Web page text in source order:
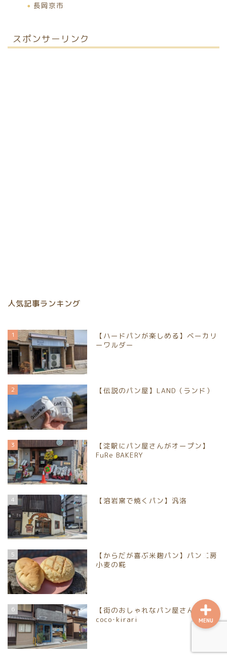
長岡京市
スポンサーリンク
人気記事ランキング
1
【ハードパンが楽しめる】ベーカリ
ーワルダー
2 【伝説のパン屋】LAND（ランド）
3
【淀駅にパン屋さんがオープン】
FuRe BAKERY
4 【溶岩窯で焼くパン】汎洛
5
【からだが喜ぶ米麹パン】パン工房
小麦の糀
6
【街のおしゃれなパン屋さん】
coco･kirari
MENU
宇治市
乙訓郡大山崎町